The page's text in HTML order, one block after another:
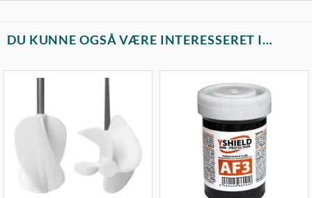
DU KUNNE OGSÅ VÆRE INTERESSERET I…